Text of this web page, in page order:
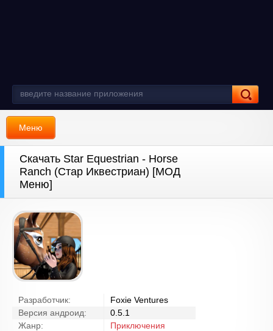
Меню
Скачать Star Equestrian - Horse
Ranch (Стар Иквестриан) [МОД
Меню]
Разработчик:
Foxie Ventures
Версия андроид:
0.5.1
Жанр:
Приключения